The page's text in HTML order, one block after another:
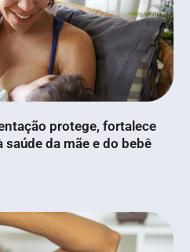
protege, fortalece
da mãe e do bebê